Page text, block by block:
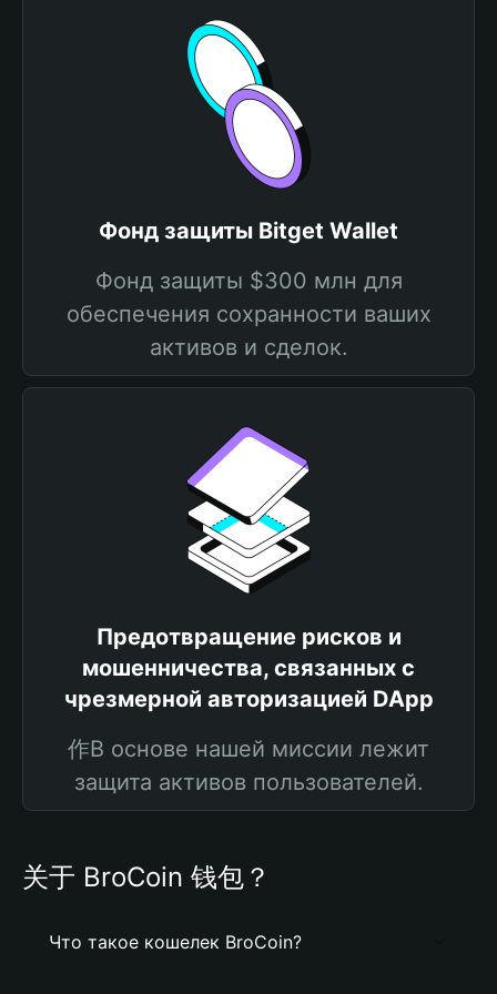
Фонд защиты Bitget Wallet
Фонд защиты $300 млн для
обеспечения сохранности ваших
активов и сделок.
Предотвращение рисков и
мошенничества, связанных с
чрезмерной авторизацией DApp
作В основе нашей миссии лежит
защита активов пользователей.
关于 BroCoin 钱包？
Что такое кошелек BroCoin?